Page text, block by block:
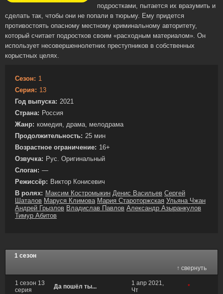
подростками, пытается их вразумить и
сделать так, чтобы они не попали в тюрьму. Ему придется
противостоять опасному местному криминальному авторитету,
который считает подростков своим «расходным материалом». Он
использует несовершеннолетних преступников в собственных
корыстных целях.
Сезон: 1
Серия: 13
Год выпуска: 2021
Страна: Россия
Жанр: комедия, драма, мелодрама
Продолжительность: 25 мин
Возрастное ограничение: 16+
Озвучка: Рус. Оригинальный
Слоган: —
Режиссёр: Виктор Конисевич
В ролях: Максим Костромыкин Денис Васильев Сергей
Шаталов Маруся Климова Мария Староторжская Ульяна Чжан
Андрей Грызлов Владислав Павлов Александр Азыранкулов
Тимур Абитов
1 сезон
↑ свернуть
1 сезон 13
серия
Да пошёл ты...
1 апр 2021,
Чт
*